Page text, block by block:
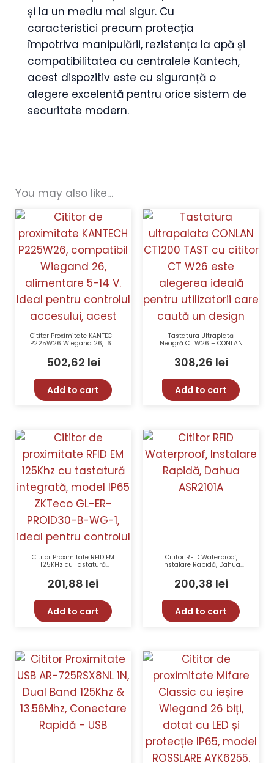
și la un mediu mai sigur. Cu
caracteristici precum protecția
împotriva manipulării, rezistența la apă și
compatibilitatea cu centralele Kantech,
acest dispozitiv este cu siguranță o
alegere excelentă pentru orice sistem de
securitate modern.
You may also like…
Cititor Proximitate KANTECH
P225W26 Wiegand 26, 16.5
Apă
502,62 lei
Add to cart
Tastatura Ultraplată
Neagră CT W26 – CONLAN
uri, 9-27 VDC
308,26 lei
Add to cart
Cititor Proximitate RFID EM
125KHz cu Tastatură
ER-PROID30-B-WG-1
201,88 lei
Add to cart
Cititor RFID Waterproof,
Instalare Rapidă, Dahua
200,38 lei
Add to cart